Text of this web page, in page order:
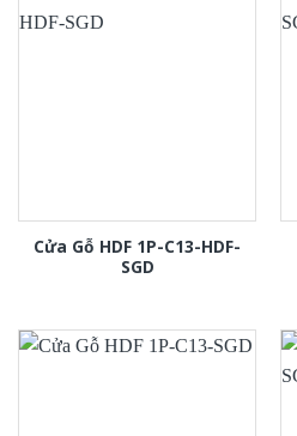
Cửa Gỗ HDF 1P-C13-HDF-
SGD